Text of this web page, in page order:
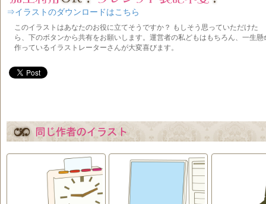
⇒イラストのダウンロードはこちら